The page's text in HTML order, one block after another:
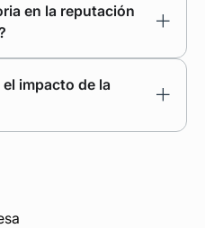
en la reputación
impacto de la